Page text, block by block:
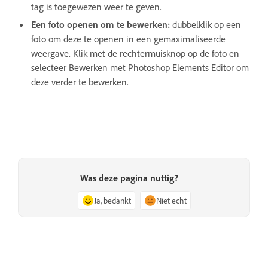
tag is toegewezen weer te geven.
Een foto openen om te bewerken: dubbelklik op een
foto om deze te openen in een gemaximaliseerde
weergave. Klik met de rechtermuisknop op de foto en
selecteer Bewerken met Photoshop Elements Editor om
deze verder te bewerken.
Was deze pagina nuttig?
Ja, bedankt Niet echt